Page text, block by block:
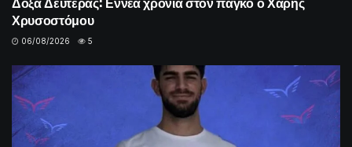
Χρυσοστόμου
06/08/2026 5